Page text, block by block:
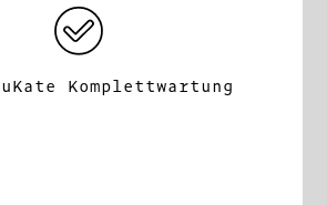
Komplettwartung